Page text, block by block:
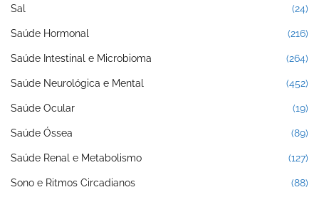
Sal (24)
Saúde Hormonal (216)
Saúde Intestinal e Microbioma (264)
Saúde Neurológica e Mental (452)
Saúde Ocular (19)
Saúde Óssea (89)
Saúde Renal e Metabolismo (127)
Sono e Ritmos Circadianos (88)